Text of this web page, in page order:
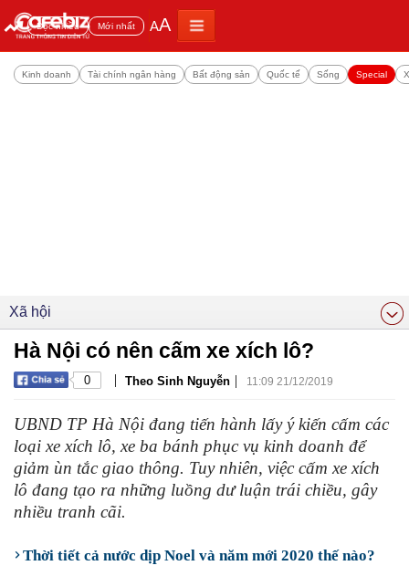
Đọc nhiều Mới nhất AA
Kinh doanh Tài chính ngân hàng Bất động sản Quốc tế Sống Special
Xã hội
Hà Nội có nên cấm xe xích lô?
0 | Theo Sinh Nguyễn | 11:09 21/12/2019
UBND TP Hà Nội đang tiến hành lấy ý kiến cấm các
loại xe xích lô, xe ba bánh phục vụ kinh doanh để
giảm ùn tắc giao thông. Tuy nhiên, việc cấm xe xích
lô đang tạo ra những luồng dư luận trái chiều, gây
nhiều tranh cãi.
Thời tiết cả nước dịp Noel và năm mới 2020 thế nào?